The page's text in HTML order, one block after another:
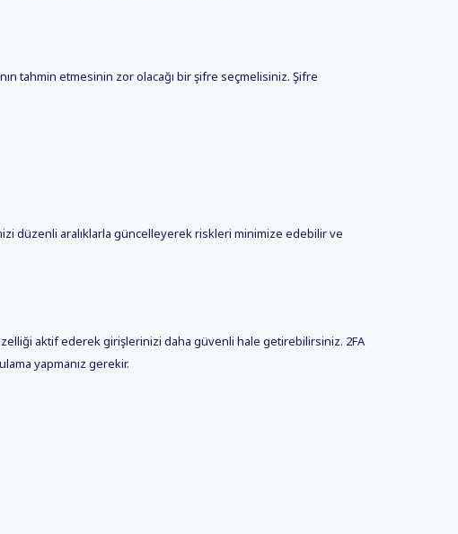
tahmin etmesinin zor olacağı bir şifre seçmelisiniz. Şifre
düzenli aralıklarla güncelleyerek riskleri minimize edebilir ve
aktif ederek girişlerinizi daha güvenli hale getirebilirsiniz. 2FA
yapmanız gerekir.